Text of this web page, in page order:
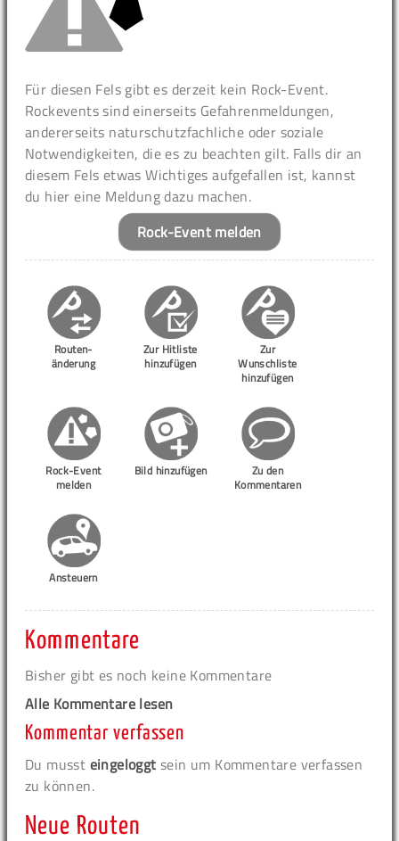
Für diesen Fels gibt es derzeit kein Rock-Event.
Rockevents sind einerseits Gefahrenmeldungen,
andererseits naturschutzfachliche oder soziale
Notwendigkeiten, die es zu beachten gilt. Falls dir an
diesem Fels etwas Wichtiges aufgefallen ist, kannst
du hier eine Meldung dazu machen.
Rock-Event melden
Routen-
änderung
Zur Hitliste
hinzufügen
Zur
Wunschliste
hinzufügen
Rock-Event
melden
Bild hinzufügen
Zu den
Kommentaren
Ansteuern
Kommentare
Bisher gibt es noch keine Kommentare
Alle Kommentare lesen
Kommentar verfassen
Du musst eingeloggt sein um Kommentare verfassen
zu können.
Neue Routen